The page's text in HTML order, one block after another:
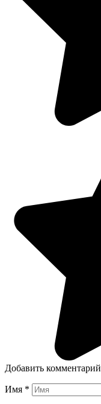
Добавить комментарий
Имя *